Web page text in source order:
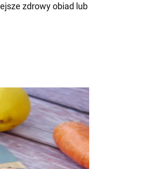
zdrowy obiad lub